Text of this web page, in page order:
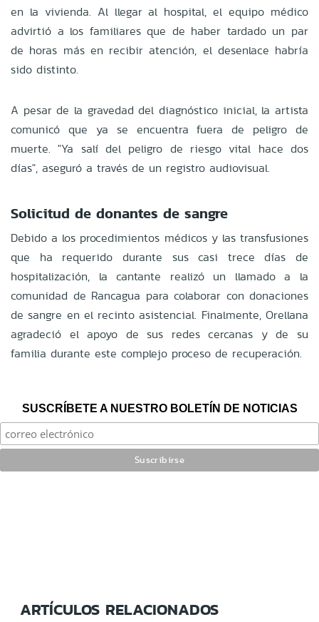
en la vivienda. Al llegar al hospital, el equipo médico
advirtió a los familiares que de haber tardado un par
de horas más en recibir atención, el desenlace habría
sido distinto.
A pesar de la gravedad del diagnóstico inicial, la artista
comunicó que ya se encuentra fuera de peligro de
muerte. "Ya salí del peligro de riesgo vital hace dos
días", aseguró a través de un registro audiovisual.
Solicitud de donantes de sangre
Debido a los procedimientos médicos y las transfusiones
que ha requerido durante sus casi trece días de
hospitalización, la cantante realizó un llamado a la
comunidad de Rancagua para colaborar con donaciones
de sangre en el recinto asistencial. Finalmente, Orellana
agradeció el apoyo de sus redes cercanas y de su
familia durante este complejo proceso de recuperación.
SUSCRÍBETE A NUESTRO BOLETÍN DE NOTICIAS
ARTÍCULOS RELACIONADOS